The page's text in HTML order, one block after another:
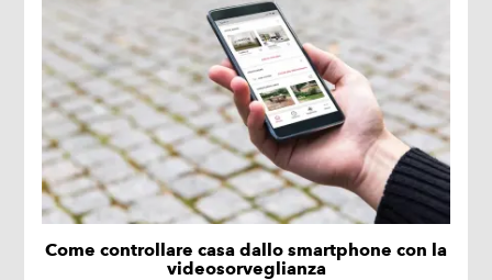
Come controllare casa dallo smartphone con la
videosorveglianza